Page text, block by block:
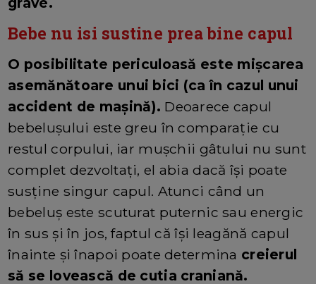
Bebe nu isi sustine prea bine capul
O posibilitate periculoasă este mișcarea
asemănătoare unui bici (ca în cazul unui
accident de mașină). Deoarece capul
bebelușului este greu în comparație cu
restul corpului, iar mușchii gâtului nu sunt
complet dezvoltați, el abia dacă își poate
susține singur capul. Atunci când un
bebeluș este scuturat puternic sau energic
în sus și în jos, faptul că își leagănă capul
înainte și înapoi poate determina creierul
să se lovească de cutia craniană.